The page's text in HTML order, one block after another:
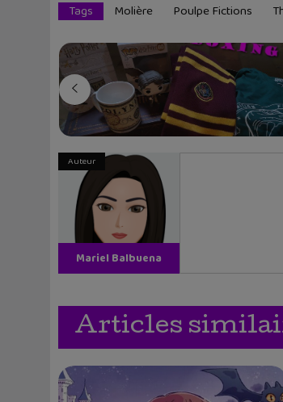
Tags Molière Poulpe Fictions
Auteur
Mariel Balbuena
Articles